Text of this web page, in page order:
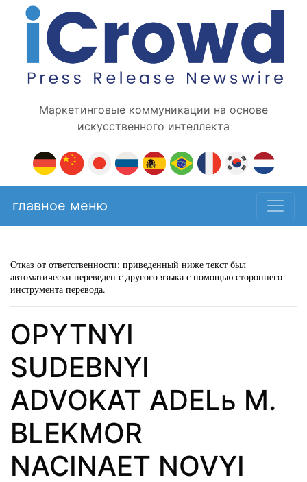
Маркетинговые коммуникации на основе
искусственного интеллекта
главное меню
Отказ от ответственности: приведенный ниже текст был
автоматически переведен с другого языка с помощью стороннего
инструмента перевода.
OPYTNYI
SUDEBNYI
ADVOKAT ADELь M.
BLEKMOR
NACINAET NOVYI